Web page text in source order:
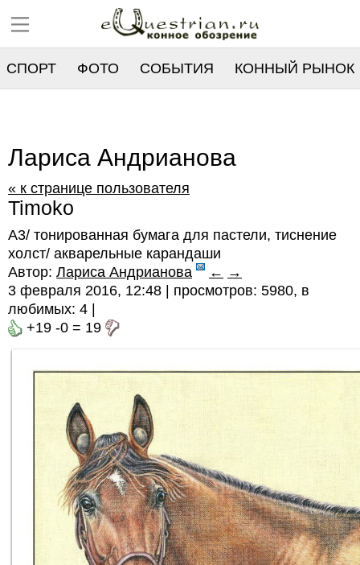
СПОРТ ФОТО СОБЫТИЯ КОННЫЙ РЫНОК
Лариса Андрианова
« к странице пользователя
Timoko
А3/ тонированная бумага для пастели, тиснение
холст/ акварельные карандаши
Автор: Лариса Андрианова ← →
3 февраля 2016, 12:48 | просмотров: 5980, в
любимых: 4
+19 -0 = 19